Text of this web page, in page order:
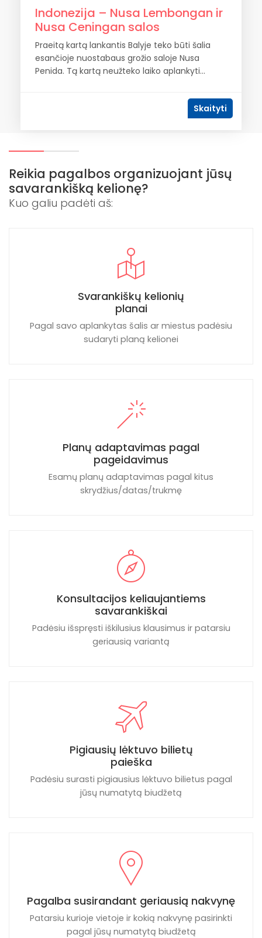
Indonezija – Nusa Lembongan ir
Nusa Ceningan salos
Praeitą kartą lankantis Balyje teko būti šalia
esančioje nuostabaus grožio saloje Nusa
Penida. Tą kartą neužteko laiko aplankyti...
Skaityti
Reikia pagalbos organizuojant jūsų
savarankišką kelionę?
Kuo galiu padėti aš:
Svarankiškų kelionių
planai
Pagal savo aplankytas šalis ar miestus padėsiu
sudaryti planą kelionei
Planų adaptavimas pagal
pageidavimus
Esamų planų adaptavimas pagal kitus
skrydžius/datas/trukmę
Konsultacijos keliaujantiems
savarankiškai
Padėsiu išspręsti iškilusius klausimus ir patarsiu
geriausią variantą
Pigiausių lėktuvo bilietų
paieška
Padėsiu surasti pigiausius lėktuvo bilietus pagal
jūsų numatytą biudžetą
Pagalba susirandant geriausią nakvynę
Patarsiu kurioje vietoje ir kokią nakvynę pasirinkti
pagal jūsų numatytą biudžetą